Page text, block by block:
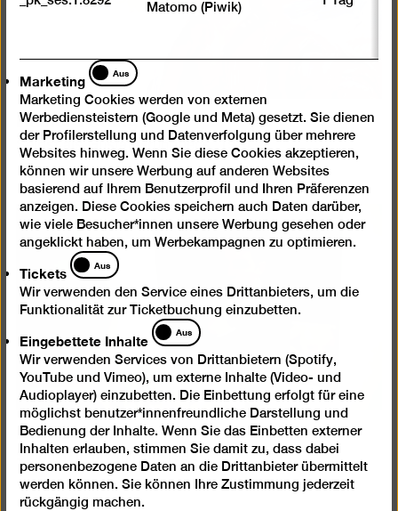
Rainer Fetting
Selbst als Gustaf Gründgens, 1974
Nan Goldin
Siobhan in my mirror, 1992
Matomo (Piwik)
Marketing
Marketing
Aus
Marketing Cookies werden von externen
Werbediensteistern (Google und Meta) gesetzt. Sie dienen
der Profilerstellung und Datenverfolgung über mehrere
Websites hinweg. Wenn Sie diese Cookies akzeptieren,
können wir unsere Werbung auf anderen Websites
basierend auf Ihrem Benutzerprofil und Ihren Präferenzen
anzeigen. Diese Cookies speichern auch Daten darüber,
wie viele Besucher*innen unsere Werbung gesehen oder
angeklickt haben, um Werbekampagnen zu optimieren.
Tickets
Tickets
Aus
Wir verwenden den Service eines Drittanbieters, um die
Funktionalität zur Ticketbuchung einzubetten.
Eingebettete Inhalte
Eingebettete
Inhalte
Aus
Wir verwenden Services von Drittanbietern (Spotify,
YouTube und Vimeo), um externe Inhalte (Video- und
Audioplayer) einzubetten. Die Einbettung erfolgt für eine
möglichst benutzer*innenfreundliche Darstellung und
Bedienung der Inhalte. Wenn Sie das Einbetten externer
Inhalten erlauben, stimmen Sie damit zu, dass dabei
personenbezogene Daten an die Drittanbieter übermittelt
werden können. Sie können Ihre Zustimmung jederzeit
rückgängig machen.